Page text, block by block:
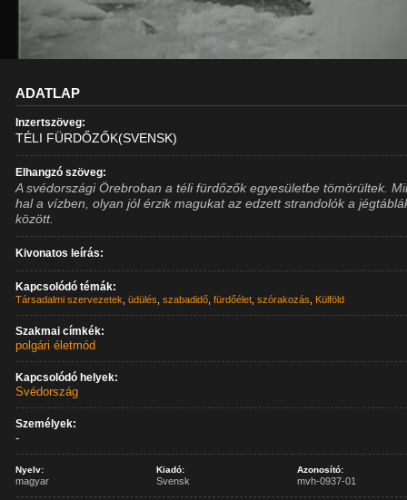
ADATLAP
Inzertszöveg:
TÉLI FÜRDŐZŐK(SVENSK)
Elhangzó szöveg:
A svédországi Örebroban a téli fürdőzők egyesületbe tömörültek.
hal a vízben, olyan jól érzik magukat az edzett strandolók a
között.
Kivonatos leírás:
Kapcsolódó témák:
Társadalmi szervezetek ,üdülés ,szabadidő ,fürdőélet ,szórakozás Külföld
Szakmai címkék:
polgári életmód
Kapcsolódó helyek:
Svédország
Személyek:
-
Nyelv:
magyar
Kiadó:
Svensk
Azonosító:
mvh-0937-01